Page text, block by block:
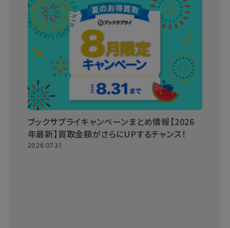
ブックサプライキャンペーンまとめ情報【2026
年最新】買取金額がさらにUPするチャンス！
2026.07.31